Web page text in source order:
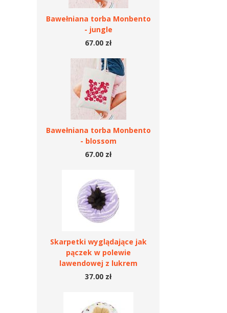
Bawełniana torba Monbento
- jungle
67.00 zł
Bawełniana torba Monbento
- blossom
67.00 zł
Skarpetki wyglądające jak
pączek w polewie
lawendowej z lukrem
37.00 zł